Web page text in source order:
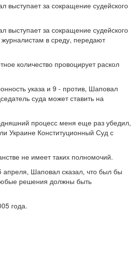
выступает за сокращение судейского
выступает за сокращение судейского
в среду, передают
количество провоцирует раскол
указа и 9 - против, Шаповал
суда может ставить на
процесс меня еще раз убедил,
Украине Конституционный Суд с
не имеет таких полномочий.
Шаповал сказал, что был бы
решения должны быть
года.